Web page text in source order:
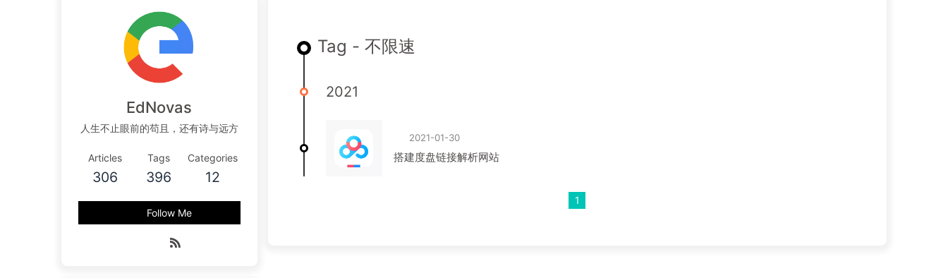
Tag - 不限速
2021
2021-01-30
搭建度盘链接解析网站
1
EdNovas
人生不止眼前的苟且，还有诗与远方
Articles
306
Tags
396
Categories
12
Follow Me